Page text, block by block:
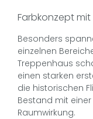
Farbkonzept
Besonders
einzelnen
Treppenhaus
einen starken
die historischen
Bestand mit
Raumwirkung.